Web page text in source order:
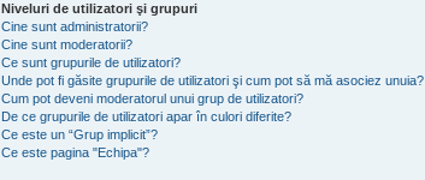
Niveluri de utilizatori şi grupuri
Cine sunt administratorii?
Cine sunt moderatorii?
Ce sunt grupurile de utilizatori?
Unde pot fi găsite grupurile de utilizatori şi cum pot să mă asociez unuia?
Cum pot deveni moderatorul unui grup de utilizatori?
De ce grupurile de utilizatori apar în culori diferite?
Ce este un “Grup implicit”?
Ce este pagina "Echipa"?